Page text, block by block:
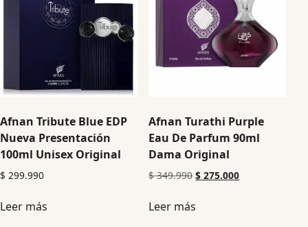
Afnan Tribute Blue EDP
Nueva Presentación
100ml Unisex Original
$ 299.990
Leer más
Afnan Turathi Purple
Eau De Parfum 90ml
Dama Original
$349.990 $ 275.000
Leer más